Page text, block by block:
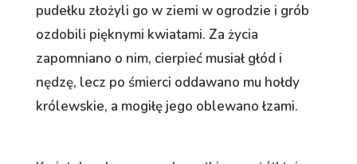
pudełku złożyli go w ziemi w ogrodzie i grób
ozdobili pięknymi kwiatami. Za życia
zapomniano o nim, cierpieć musiał głód i
nędzę, lecz po śmierci oddawano mu hołdy
królewskie, a mogiłę jego oblewano łzami.